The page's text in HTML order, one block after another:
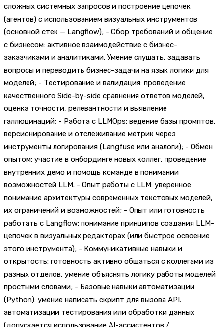
сложных системных запросов и построение цепочек
(агентов) с использованием визуальных инструментов
(основной стек — Langflow); - Сбор требований и общение
с бизнесом: активное взаимодействие с бизнес-
заказчиками и аналитиками. Умение слушать, задавать
вопросы и переводить бизнес-задачи на язык логики для
моделей; - Тестирование и валидация: проведение
качественного Side-by-side сравнения ответов моделей,
оценка точности, релевантности и выявление
галлюцинаций; - Работа с LLMOps: ведение базы промптов,
версионирование и отслеживание метрик через
инструменты логирования (Langfuse или аналоги); - Обмен
опытом: участие в онбординге новых коллег, проведение
внутренних демо и помощь команде в понимании
возможностей LLM. - Опыт работы с LLM: уверенное
понимание архитектуры современных текстовых моделей,
их ограничений и возможностей; - Опыт или готовность
работать с Langflow: понимание принципов создания LLM-
цепочек в визуальных редакторах (или быстрое освоение
этого инструмента); - Коммуникативные навыки и
открытость: готовность активно общаться с коллегами из
разных отделов, умение объяснять логику работы моделей
простыми словами; - Базовые навыки автоматизации
(Python): умение написать скрипт для вызова API,
автоматизации тестирования или обработки данных
(допускается использование AI-ассистентов /